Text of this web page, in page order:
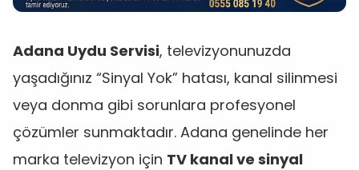
Adana Uydu Servisi, televizyonunuzda
yaşadığınız “Sinyal Yok” hatası, kanal silinmesi
veya donma gibi sorunlara profesyonel
çözümler sunmaktadır. Adana genelinde her
marka televizyon için TV kanal ve sinyal